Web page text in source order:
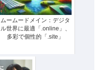
ムームードメイン：デジタ
ル世界に最適「.online」、
多彩で個性的「.site」